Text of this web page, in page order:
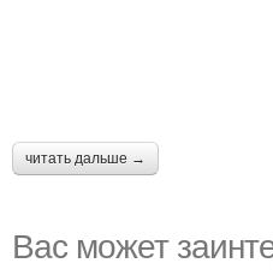
читать дальше →
Вас может